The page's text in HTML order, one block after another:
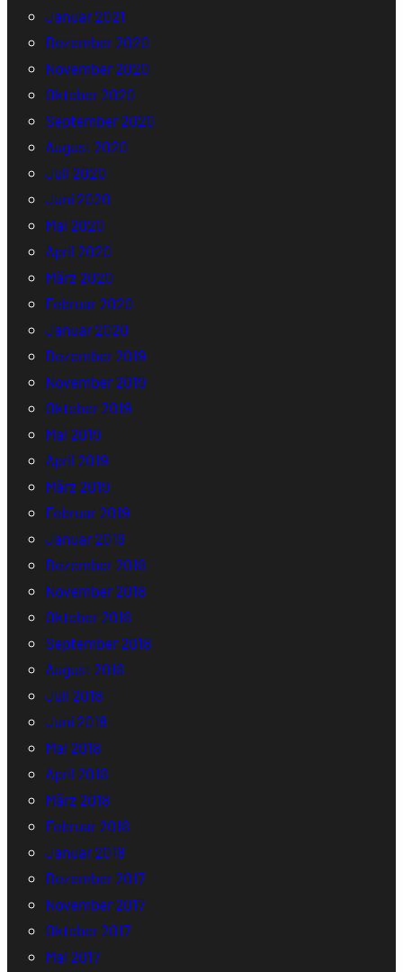
Januar 2021
Dezember 2020
November 2020
Oktober 2020
September 2020
August 2020
Juli 2020
Juni 2020
Mai 2020
April 2020
März 2020
Februar 2020
Januar 2020
Dezember 2019
November 2019
Oktober 2019
Mai 2019
April 2019
März 2019
Februar 2019
Januar 2019
Dezember 2018
November 2018
Oktober 2018
September 2018
August 2018
Juli 2018
Juni 2018
Mai 2018
April 2018
März 2018
Februar 2018
Januar 2018
Dezember 2017
November 2017
Oktober 2017
Mai 2017